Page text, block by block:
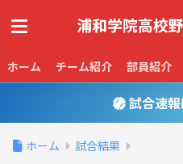
ホーム チーム紹介 部員紹介
試合速
ホーム 試合結果